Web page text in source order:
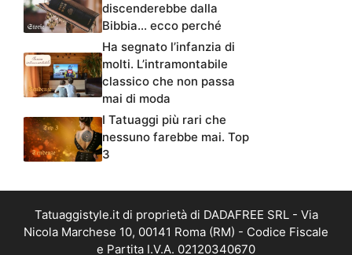
discenderebbe dalla
Bibbia… ecco perché
Ha segnato l’infanzia di
molti. L’intramontabile
classico che non passa
mai di moda
I Tatuaggi più rari che
nessuno farebbe mai. Top
3
Tatuaggistyle.it di proprietà di DADAFREE SRL - Via
Nicola Marchese 10, 00141 Roma (RM) - Codice Fiscale
e Partita I.V.A. 02120340670